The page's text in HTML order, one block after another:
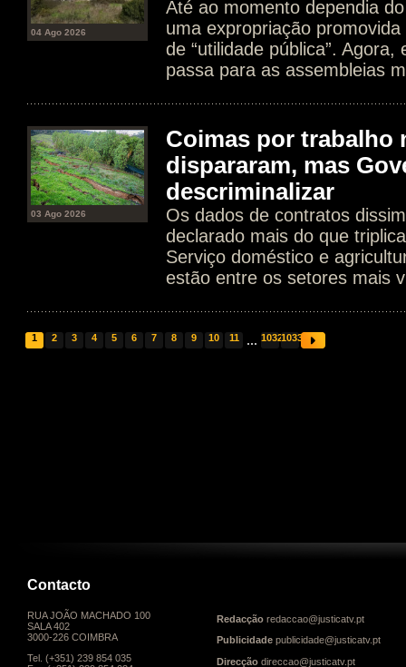
04 Ago 2026
Até ao momento dependia
uma expropriação
de “utilidade pública”. Agora,
passa para as assembleias
03 Ago 2026
Coimas por trabalho
dispararam, mas
descriminalizar
Os dados de contratos
declarado mais do que
Serviço doméstico e
estão entre os setores mais
1 2 3 4 5 6 7 8 9 10 11 ... 10321033
Contacto
RUA JOÃO MACHADO 100
SALA 402
3000-226 COIMBRA
Tel. (+351) 239 854 035
Redacção redaccao@justicatv.pt
Publicidade publicidade@justicatv.pt
Direcção direccao@justicatv.pt